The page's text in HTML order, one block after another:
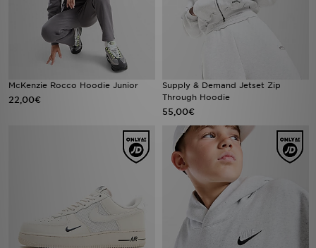
McKenzie Rocco Hoodie Junior
22,00€
Supply & Demand Jetset Zip
Through Hoodie
55,00€